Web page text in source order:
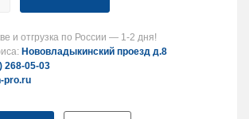
и отгрузка по России — 1-2 дня!
Нововладыкинский проезд д.8
268-05-03
pro.ru